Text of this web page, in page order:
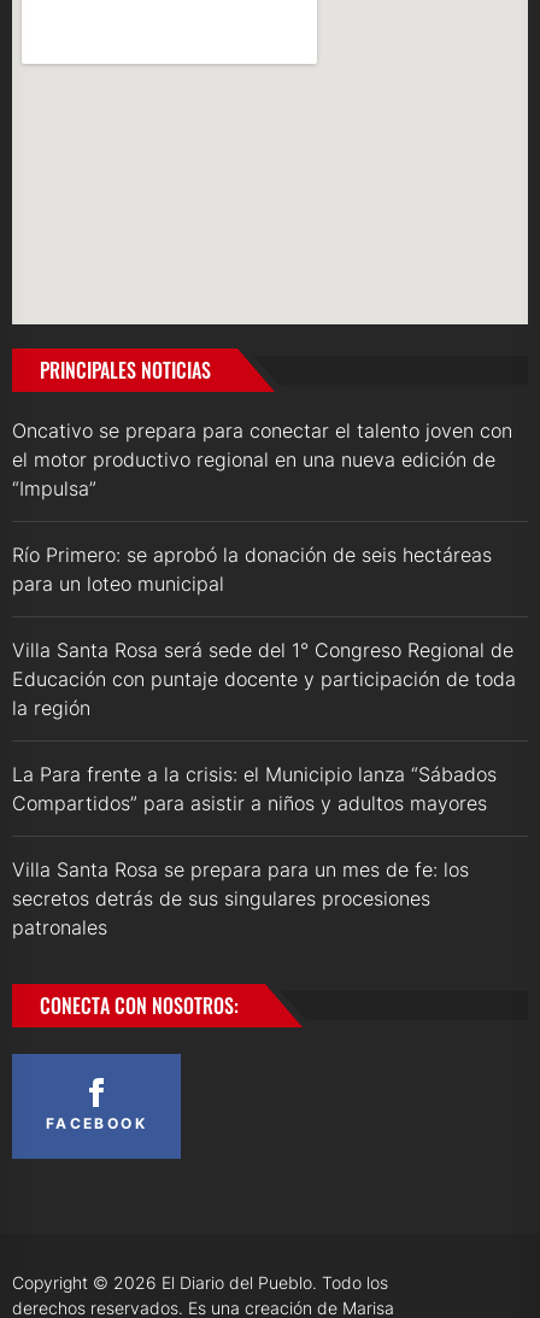
PRINCIPALES NOTICIAS
Oncativo se prepara para conectar el talento joven con
el motor productivo regional en una nueva edición de
“Impulsa”
Río Primero: se aprobó la donación de seis hectáreas
para un loteo municipal
Villa Santa Rosa será sede del 1° Congreso Regional de
Educación con puntaje docente y participación de toda
la región
La Para frente a la crisis: el Municipio lanza “Sábados
Compartidos” para asistir a niños y adultos mayores
Villa Santa Rosa se prepara para un mes de fe: los
secretos detrás de sus singulares procesiones
patronales
CONECTA CON NOSOTROS:
FACEBOOK
Copyright © 2026 El Diario del Pueblo. Todo los
derechos reservados. Es una creación de Marisa